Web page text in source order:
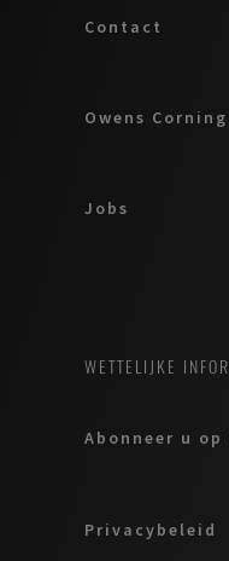
Contact
Owens Corning
Jobs
WETTELIJKE
Abonneer u
Privacybeleid